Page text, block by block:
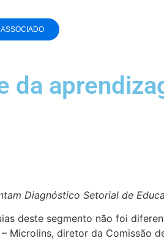
da
Diagnóstico Setorial de
deste segmento não foi
Microlins, diretor da Comissão